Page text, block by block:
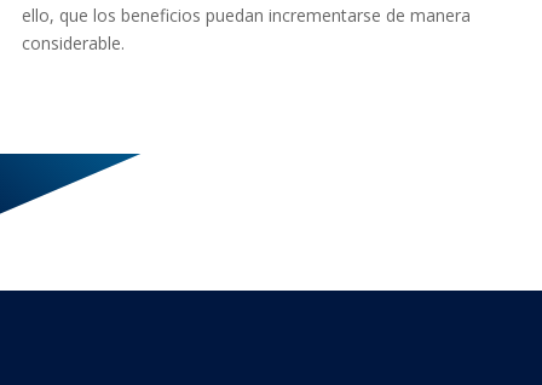
ello, que los beneficios puedan incrementarse de manera
considerable.